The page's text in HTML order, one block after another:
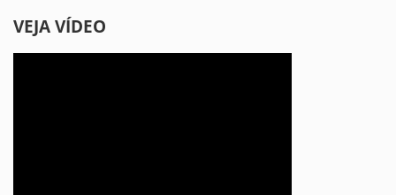
VEJA VÍDEO